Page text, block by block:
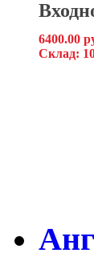
6400.00
Склад: